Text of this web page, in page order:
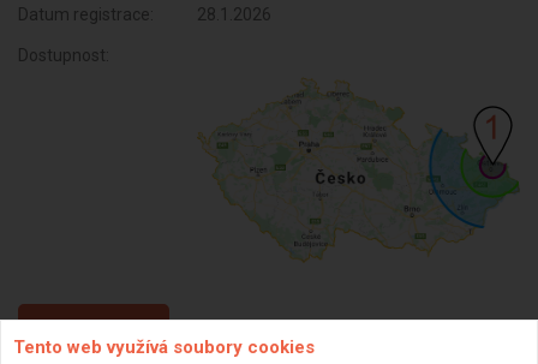
Datum registrace: 28.1.2026
Dostupnost:
ZPĚT
Tento web využívá soubory cookies